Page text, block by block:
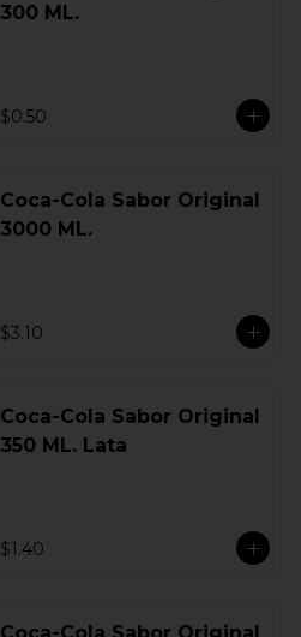
300 ML.
$0.50
Coca-Cola Sabor Original
3000 ML.
$3.10
Coca-Cola Sabor Original
350 ML. Lata
$1.40